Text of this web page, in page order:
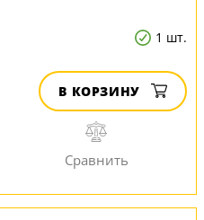
1 шт.
В КОРЗИНУ